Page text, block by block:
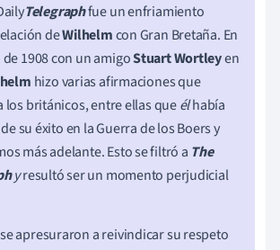
Telegraphfue un enfriamiento
deWilhelmcon Gran Bretaña. En
1908 con un amigoStuart Wortleyen
hizo varias afirmaciones que
los británicos, entre ellas queélhabía
su éxito en la Guerra de los Boers y
más adelante. Esto se filtró a The
yresultó ser un momento perjudicial
apresuraron a reivindicar su respeto